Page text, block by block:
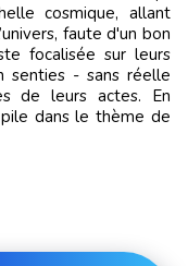
cosmique, allant
faute d'un bon
focalisée sur leurs
senties - sans réelle
de leurs actes. En
dans le thème de